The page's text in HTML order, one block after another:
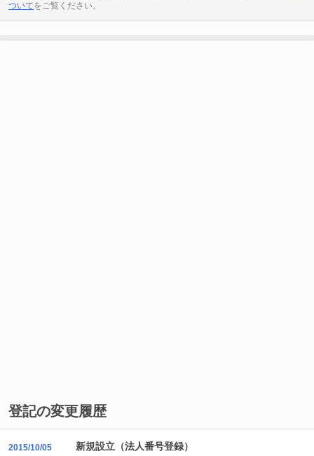
ついてをご覧ください。
登記の変更履歴
2015/10/05 新規設立（法人番号登録）